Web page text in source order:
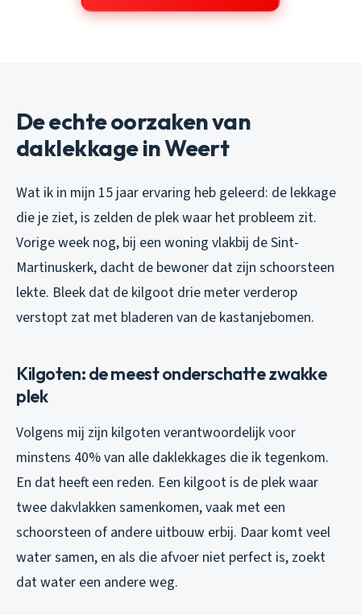
De echte oorzaken van
daklekkage in Weert
Wat ik in mijn 15 jaar ervaring heb geleerd: de lekkage
die je ziet, is zelden de plek waar het probleem zit.
Vorige week nog, bij een woning vlakbij de Sint-
Martinuskerk, dacht de bewoner dat zijn schoorsteen
lekte. Bleek dat de kilgoot drie meter verderop
verstopt zat met bladeren van de kastanjebomen.
Kilgoten: de meest onderschatte zwakke
plek
Volgens mij zijn kilgoten verantwoordelijk voor
minstens 40% van alle daklekkages die ik tegenkom.
En dat heeft een reden. Een kilgoot is de plek waar
twee dakvlakken samenkomen, vaak met een
schoorsteen of andere uitbouw erbij. Daar komt veel
water samen, en als die afvoer niet perfect is, zoekt
dat water een andere weg.